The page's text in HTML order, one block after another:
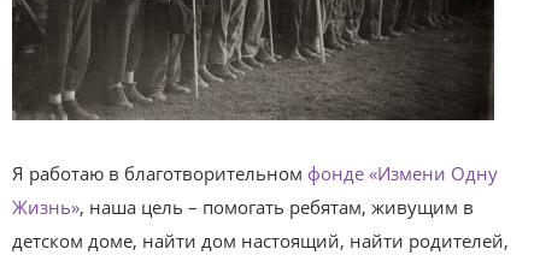
Я работаю в благотворительном фонде «Измени Одну
Жизнь», наша цель – помогать ребятам, живущим в
детском доме, найти дом настоящий, найти родителей,